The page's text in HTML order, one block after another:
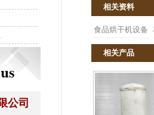
相关资料
食品烘干机设备
相关产品
公司